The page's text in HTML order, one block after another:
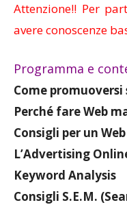
Attenzione!! Per
avere conoscenze
Programma e
Come
Perché fare Web
Consigli per un
L’Advertising
Keyword Analysis
Consigli S.E.M.